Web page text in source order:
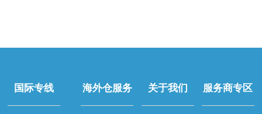
国际专线 海外仓服务 关于我们 服务商专区